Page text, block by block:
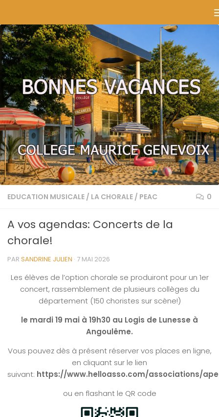
EDUCATION MUSICALE / LA CHORALE / PEAC 0
A vos agendas: Concerts de la
chorale!
PAR SANDRINE JULIEN · 7 MAI 2026
Les élèves de l’option chorale se produiront pour un 1er
concert, rassemblement de plusieurs collèges du
département (150 choristes sur scène!)
le mardi 19 mai à 19h30 au Logis de Lunesse à
Angoulême.
Vous pouvez dès à présent réserver vos places en ligne,
en cliquant sur le lien
suivant: https://www.helloasso.com/associations/
ou en flashant le QR code